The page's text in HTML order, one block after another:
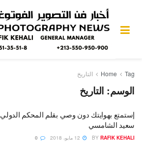
Home Tag التاريخ
الوسم: التاريخ
إستمتع بهوايتك دون وصي بقلم المحكم الدولي
سعيد الشامسي
BY RAFIK KEHALI